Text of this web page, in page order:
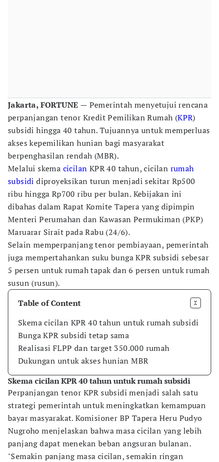
Jakarta, FORTUNE — Pemerintah menyetujui rencana
perpanjangan tenor Kredit Pemilikan Rumah (KPR)
subsidi hingga 40 tahun. Tujuannya untuk memperluas
akses kepemilikan hunian bagi masyarakat
berpenghasilan rendah (MBR).
Melalui skema cicilan KPR 40 tahun, cicilan rumah
subsidi diproyeksikan turun menjadi sekitar Rp500
ribu hingga Rp700 ribu per bulan. Kebijakan ini
dibahas dalam Rapat Komite Tapera yang dipimpin
Menteri Perumahan dan Kawasan Permukiman (PKP)
Maruarar Sirait pada Rabu (24/6).
Selain memperpanjang tenor pembiayaan, pemerintah
juga mempertahankan suku bunga KPR subsidi sebesar
5 persen untuk rumah tapak dan 6 persen untuk rumah
susun (rusun).
Table of Content
Skema cicilan KPR 40 tahun untuk rumah subsidi
Bunga KPR subsidi tetap sama
Realisasi FLPP dan target 350.000 rumah
Dukungan untuk akses hunian MBR
Skema cicilan KPR 40 tahun untuk rumah subsidi
Perpanjangan tenor KPR subsidi menjadi salah satu
strategi pemerintah untuk meningkatkan kemampuan
bayar masyarakat. Komisioner BP Tapera Heru Pudyo
Nugroho menjelaskan bahwa masa cicilan yang lebih
panjang dapat menekan beban angsuran bulanan.
"Semakin panjang masa cicilan, semakin ringan